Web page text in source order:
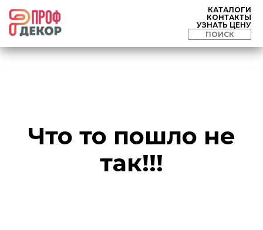
КАТАЛОГИ
КОНТАКТЫ
УЗНАТЬ ЦЕНУ
Что то пошло не
так!!!